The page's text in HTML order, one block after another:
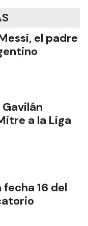
el padre
a la Liga
16 del